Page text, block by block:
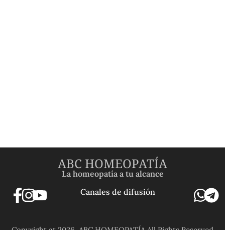
ABC HOMEOPATÍA
La homeopatía a tu alcance
Canales de difusión